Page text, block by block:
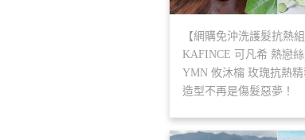
【網購免沖洗護髮抗熱組
KAFINCE 可凡希 熱戀
YMN 攸沐橣 玫瑰抗熱精
造型不再是傷髮惡夢！